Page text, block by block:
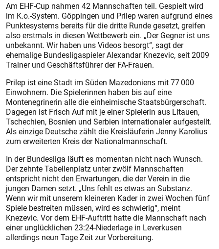
Am EHF-Cup nahmen 42 Mannschaften teil. Gespielt wird
im K.o.-System. Göppingen und Prilep waren aufgrund eines
Punktesystems bereits für die dritte Runde gesetzt, greifen
also erstmals in diesen Wettbewerb ein. „Der Gegner ist uns
unbekannt. Wir haben uns Videos besorgt“, sagt der
ehemalige Bundesligaspieler Alexandar Knezevic, seit 2009
Trainer und Geschäftsführer der FA-Frauen.
Prilep ist eine Stadt im Süden Mazedoniens mit 77 000
Einwohnern. Die Spielerinnen haben bis auf eine
Montenegrinerin alle die einheimische Staatsbürgerschaft.
Dagegen ist Frisch Auf mit je einer Spielerin aus Litauen,
Tschechien, Bosnien und Serbien internationaler aufgestellt.
Als einzige Deutsche zählt die Kreisläuferin Jenny Karolius
zum erweiterten Kreis der Nationalmannschaft.
In der Bundesliga läuft es momentan nicht nach Wunsch.
Der zehnte Tabellenplatz unter zwölf Mannschaften
entspricht nicht den Erwartungen, die der Verein in die
jungen Damen setzt. „Uns fehlt es etwas an Substanz.
Wenn wir mit unserem kleineren Kader in zwei Wochen fünf
Spiele bestreiten müssen, wird es schwierig“, meint
Knezevic. Vor dem EHF-Auftritt hatte die Mannschaft nach
einer unglücklichen 23:24-Niederlage in Leverkusen
allerdings neun Tage Zeit zur Vorbereitung.